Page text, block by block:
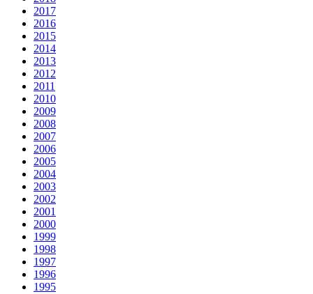
2017
2016
2015
2014
2013
2012
2011
2010
2009
2008
2007
2006
2005
2004
2003
2002
2001
2000
1999
1998
1997
1996
1995